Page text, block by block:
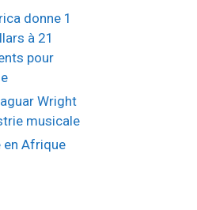
donne 1
à 21
pour
Wright
musicale
en Afrique